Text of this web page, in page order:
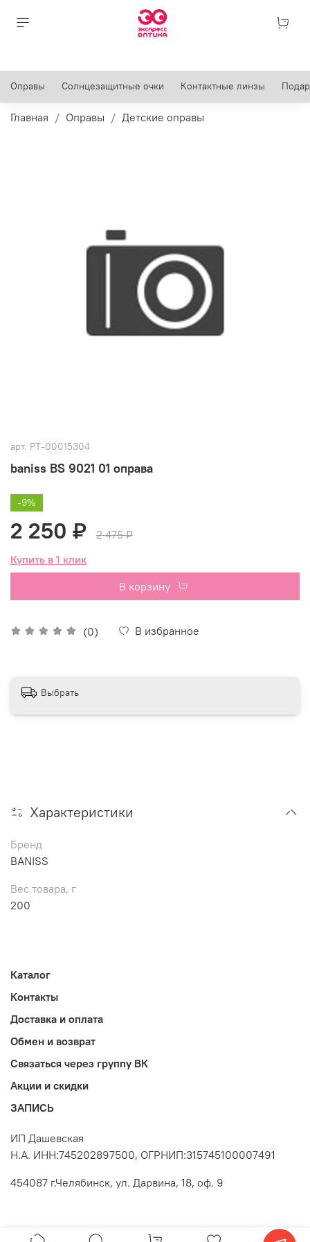
Оправы Солнцезащитные очки Контактные линзы
Главная Оправы Детские оправы
арт. РТ-00015304
baniss BS 9021 01 оправа
(0) В избранное
-9%
2 250 ₽
2 475 ₽
Купить в 1 клик
В корзину
Выбрать
Характеристики
Бренд
BANISS
Вес товара, г
200
Каталог
Контакты
Доставка и оплата
Обмен и возврат
Связаться через группу ВК
Акции и скидки
ЗАПИСЬ
ИП Дашевская
Н.А. ИНН:745202897500, ОГРНИП:315745100007491
454087 г.Челябинск, ул. Дарвина, 18, оф. 9